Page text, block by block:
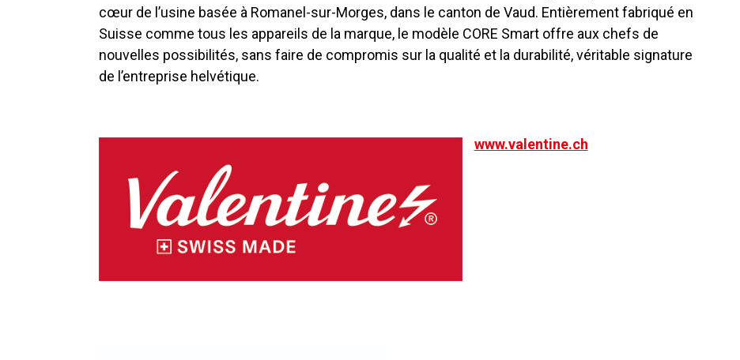
cœur de l’usine basée à Romanel-sur-Morges, dans le canton de Vaud. Entièrement fabriqué en
Suisse comme tous les appareils de la marque, le modèle CORE Smart offre aux chefs de
nouvelles possibilités, sans faire de compromis sur la qualité et la durabilité, véritable signature
de l’entreprise helvétique.
www.valentine.ch